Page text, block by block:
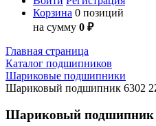
Корзина 0 позиций
на сумму 0 ₽
Главная страница
Каталог подшипников
Шариковые подшипники
Шариковый подшипник 6302
Шариковый подшипник